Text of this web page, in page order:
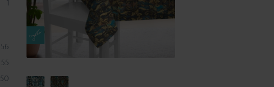
1produkt
56
produkty
55
produkty
50
produkty